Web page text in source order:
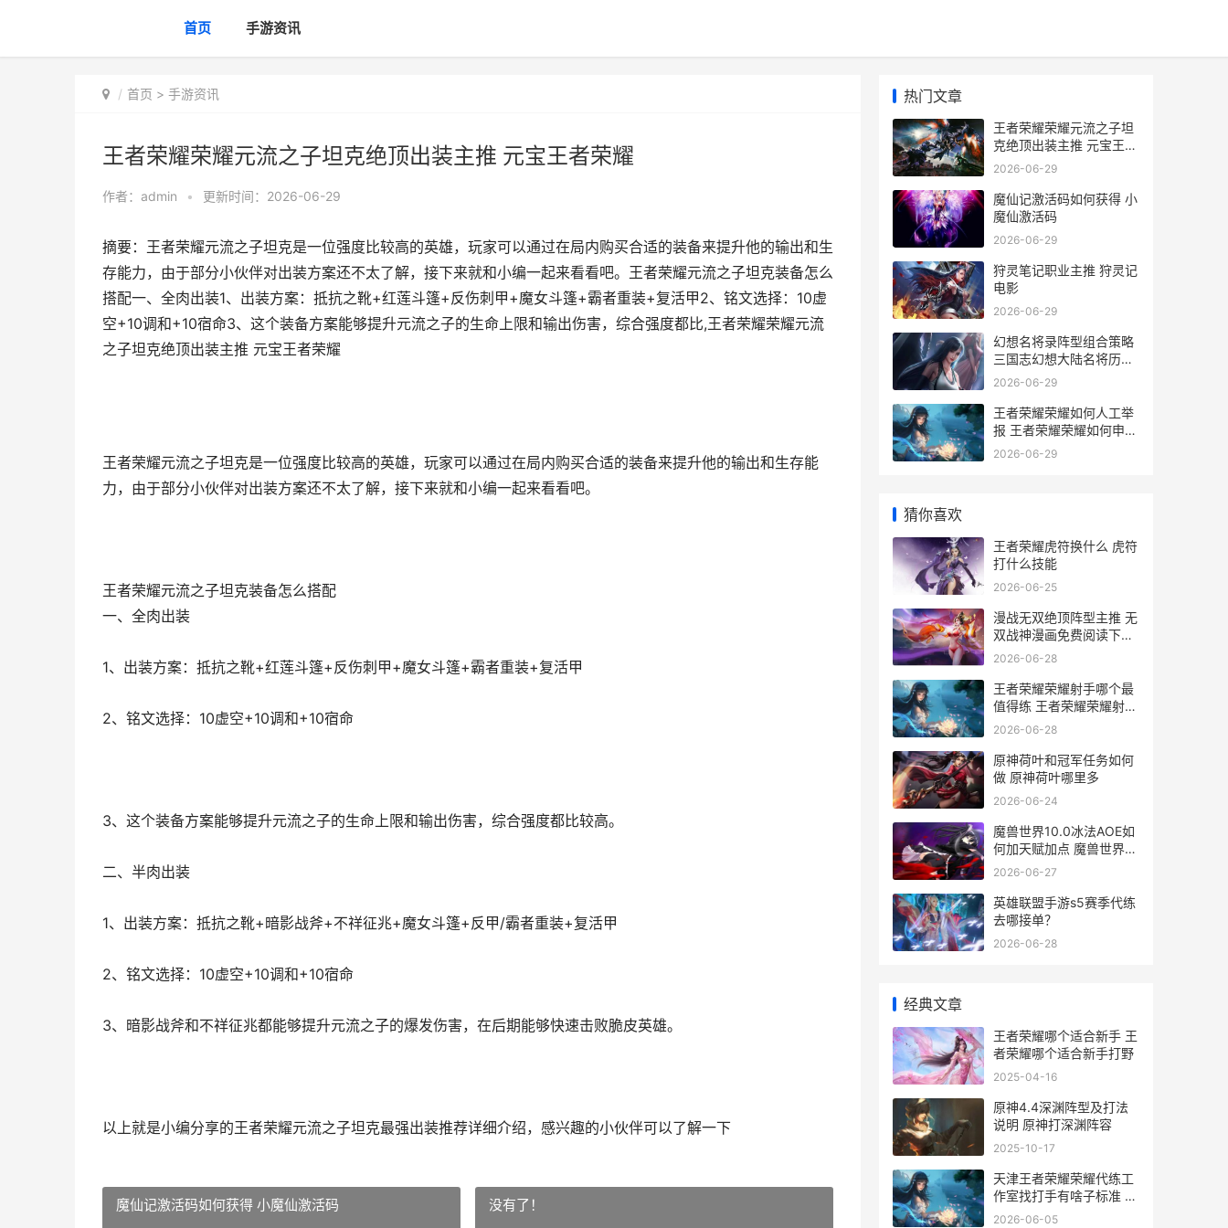
首页 手游资讯
首页 > 手游资讯
王者荣耀荣耀元流之子坦克绝顶出装主推 元宝王者荣耀
作者： admin • 更新时间：2026-06-29
摘要：王者荣耀元流之子坦克是一位强度比较高的英雄，玩家可以通过在局内购买合适的装备来提升他的输出和生
存能力，由于部分小伙伴对出装方案还不太了解，接下来就和小编一起来看看吧。王者荣耀元流之子坦克装备怎么
搭配一、全肉出装1、出装方案：抵抗之靴+红莲斗篷+反伤刺甲+魔女斗篷+霸者重装+复活甲2、铭文选择：10虚
空+10调和+10宿命3、这个装备方案能够提升元流之子的生命上限和输出伤害，综合强度都比,王者荣耀荣耀元流
之子坦克绝顶出装主推 元宝王者荣耀
王者荣耀元流之子坦克是一位强度比较高的英雄，玩家可以通过在局内购买合适的装备来提升他的输出和生存能
力，由于部分小伙伴对出装方案还不太了解，接下来就和小编一起来看看吧。
王者荣耀元流之子坦克装备怎么搭配
一、全肉出装
1、出装方案：抵抗之靴+红莲斗篷+反伤刺甲+魔女斗篷+霸者重装+复活甲
2、铭文选择：10虚空+10调和+10宿命
3、这个装备方案能够提升元流之子的生命上限和输出伤害，综合强度都比较高。
二、半肉出装
1、出装方案：抵抗之靴+暗影战斧+不祥征兆+魔女斗篷+反甲/霸者重装+复活甲
2、铭文选择：10虚空+10调和+10宿命
3、暗影战斧和不祥征兆都能够提升元流之子的爆发伤害，在后期能够快速击败脆皮英雄。
以上就是小编分享的王者荣耀元流之子坦克最强出装推荐详细介绍，感兴趣的小伙伴可以了解一下
魔仙记激活码如何获得 小魔仙激活码 没有了！
热门文章
王者荣耀荣耀元流之子坦
克绝顶出装主推 元宝王者
荣耀
2026-06-29
魔仙记激活码如何获得 小
魔仙激活码
2026-06-29
狩灵笔记职业主推 狩灵记
电影
2026-06-29
幻想名将录阵型组合策略
三国志幻想大陆名将历练
用刷新吗
2026-06-29
王者荣耀荣耀如何人工举
报 王者荣耀荣耀如何申请
退款
2026-06-29
猜你喜欢
王者荣耀虎符换什么 虎符
打什么技能
2026-06-25
漫战无双绝顶阵型主推 无
双战神漫画免费阅读下拉
式
2026-06-28
王者荣耀荣耀射手哪个最
值得练 王者荣耀荣耀射手
称号是永久的吗
2026-06-28
原神荷叶和冠军任务如何
做 原神荷叶哪里多
2026-06-24
魔兽世界10.0冰法AOE如
何加天赋加点 魔兽世界冰
dkwa
2026-06-27
英雄联盟手游s5赛季代练
去哪接单？
2026-06-28
经典文章
王者荣耀哪个适合新手 王
者荣耀哪个适合新手打野
2025-04-16
原神4.4深渊阵型及打法
说明 原神打深渊阵容
2025-10-17
天津王者荣耀荣耀代练工
作室找打手有啥子标准 王
者荣耀天津市荣耀战力高
2026-06-05